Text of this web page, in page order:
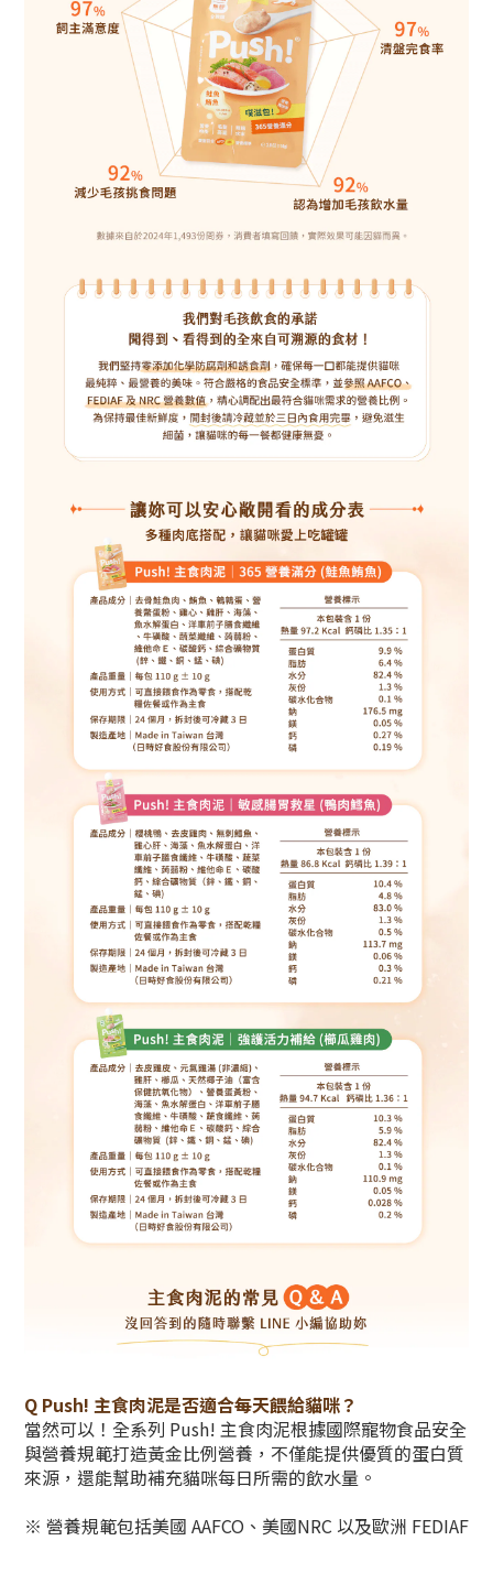
Q Push! 主食肉泥是否適合每天餵給貓咪？
當然可以！全系列 Push! 主食肉泥根據國際寵物食品安全
與營養規範打造黃金比例營養，不僅能提供優質的蛋白質
來源，還能幫助補充貓咪每日所需的飲水量。
※ 營養規範包括美國 AAFCO、美國NRC 以及歐洲 FEDIAF